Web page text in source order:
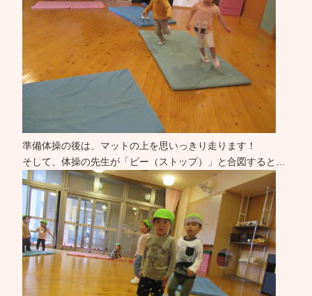
準備体操の後は、マットの上を思いっきり走ります！
そして、体操の先生が「ピー（ストップ）」と合図すると…